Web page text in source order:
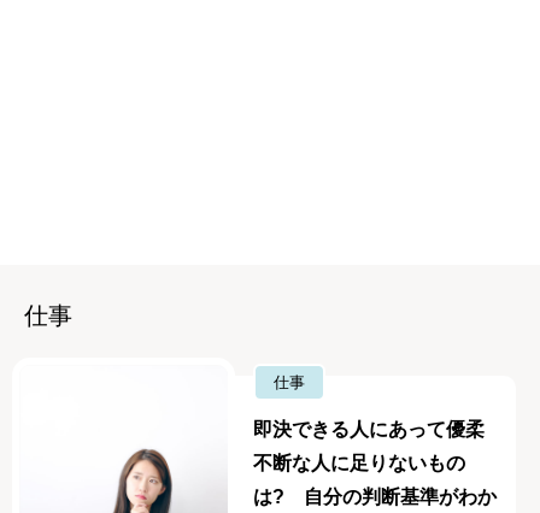
仕事
仕事
即決できる人にあって優柔
不断な人に足りないもの
は? 自分の判断基準がわか